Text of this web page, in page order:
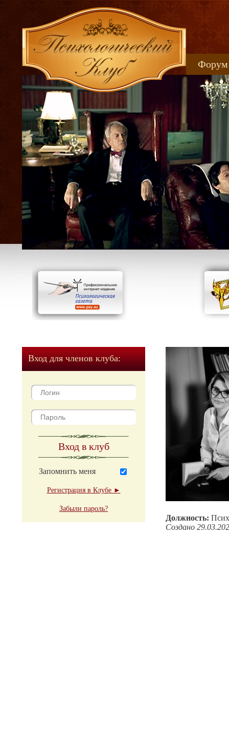
Форум
Вход для членов клуба:
Вход в клуб
Запомнить меня
Регистрация в Клубе ►
Забыли пароль?
Должность:
Создано